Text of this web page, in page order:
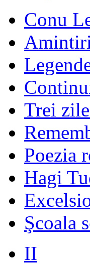
Conu
Trei
Poezia
Hagi
Şcoala
II